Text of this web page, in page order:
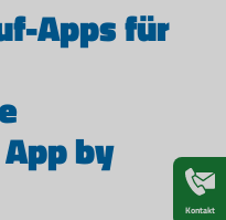
Apps für
by
Kontakt